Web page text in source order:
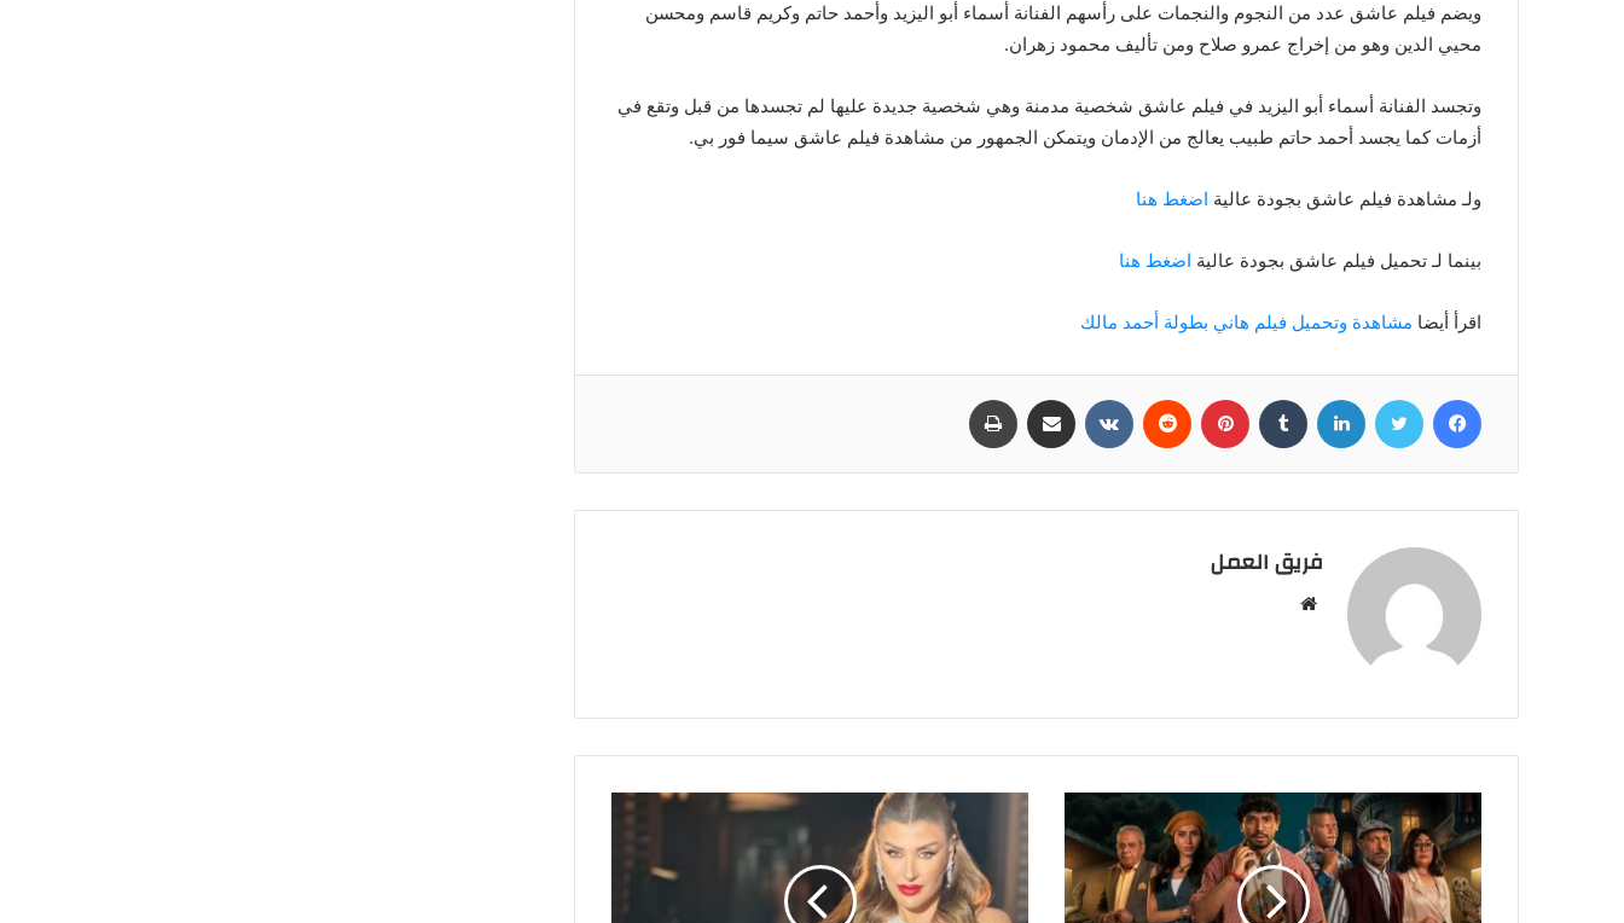
ويضم فيلم عاشق عدد من النجوم والنجمات على رأسهم الفنانة أسماء أبو اليزيد وأحمد حاتم وكريم قاسم ومحسن
محيي الدين وهو من إخراج عمرو صلاح ومن تأليف محمود زهران.
وتجسد الفنانة أسماء أبو اليزيد في فيلم عاشق شخصية مدمنة وهي شخصية جديدة عليها لم تجسدها من قبل وتقع في
أزمات كما يجسد أحمد حاتم طبيب يعالج من الإدمان ويتمكن الجمهور من مشاهدة فيلم عاشق سيما فور بي.
ولـ مشاهدة فيلم عاشق بجودة عالية اضغط هنا
بينما لـ تحميل فيلم عاشق بجودة عالية اضغط هنا
اقرأ أيضا مشاهدة وتحميل فيلم هاني بطولة أحمد مالك
فيسبوك تويتر لينكدإن بينتيريست مشاركة عبر البريد
فريق العمل